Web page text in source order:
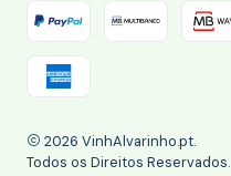
2026 VinhAlvarinho.pt.
Todos os Direitos Reservados.